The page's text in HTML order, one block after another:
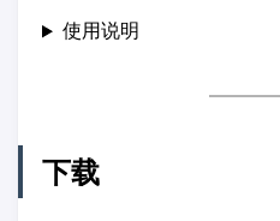
使用说明
下载